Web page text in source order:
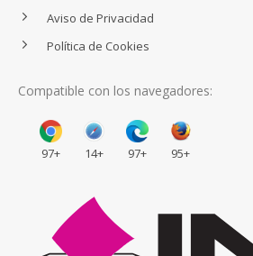
Aviso de Privacidad
Política de Cookies